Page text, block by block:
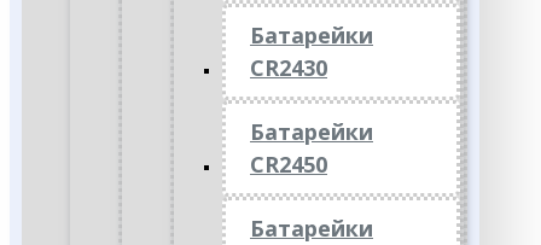
Батарейки
CR2430
Батарейки
CR2450
Батарейки